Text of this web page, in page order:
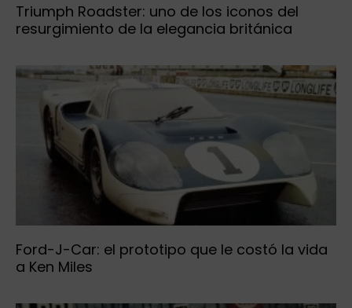
Triumph Roadster: uno de los iconos del
resurgimiento de la elegancia británica
Ford-J-Car: el prototipo que le costó la vida
a Ken Miles